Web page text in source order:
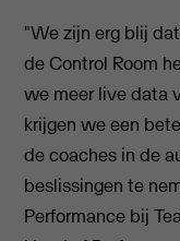
"We zijn erg blij
de Control Room
we meer live data
krijgen we een
de coaches in de
beslissingen te
Performance bij